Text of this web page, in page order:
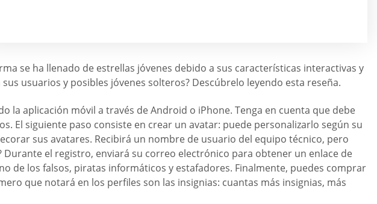
se ha llenado de estrellas jóvenes debido a sus características interactivas y
usuarios y posibles jóvenes solteros? Descúbrelo leyendo esta reseña.
aplicación móvil a través de Android o iPhone. Tenga en cuenta que debe
El siguiente paso consiste en crear un avatar: puede personalizarlo según su
sus avatares. Recibirá un nombre de usuario del equipo técnico, pero
el registro, enviará su correo electrónico para obtener un enlace de
de los falsos, piratas informáticos y estafadores. Finalmente, puedes comprar
que notará en los perfiles son las insignias: cuantas más insignias, más